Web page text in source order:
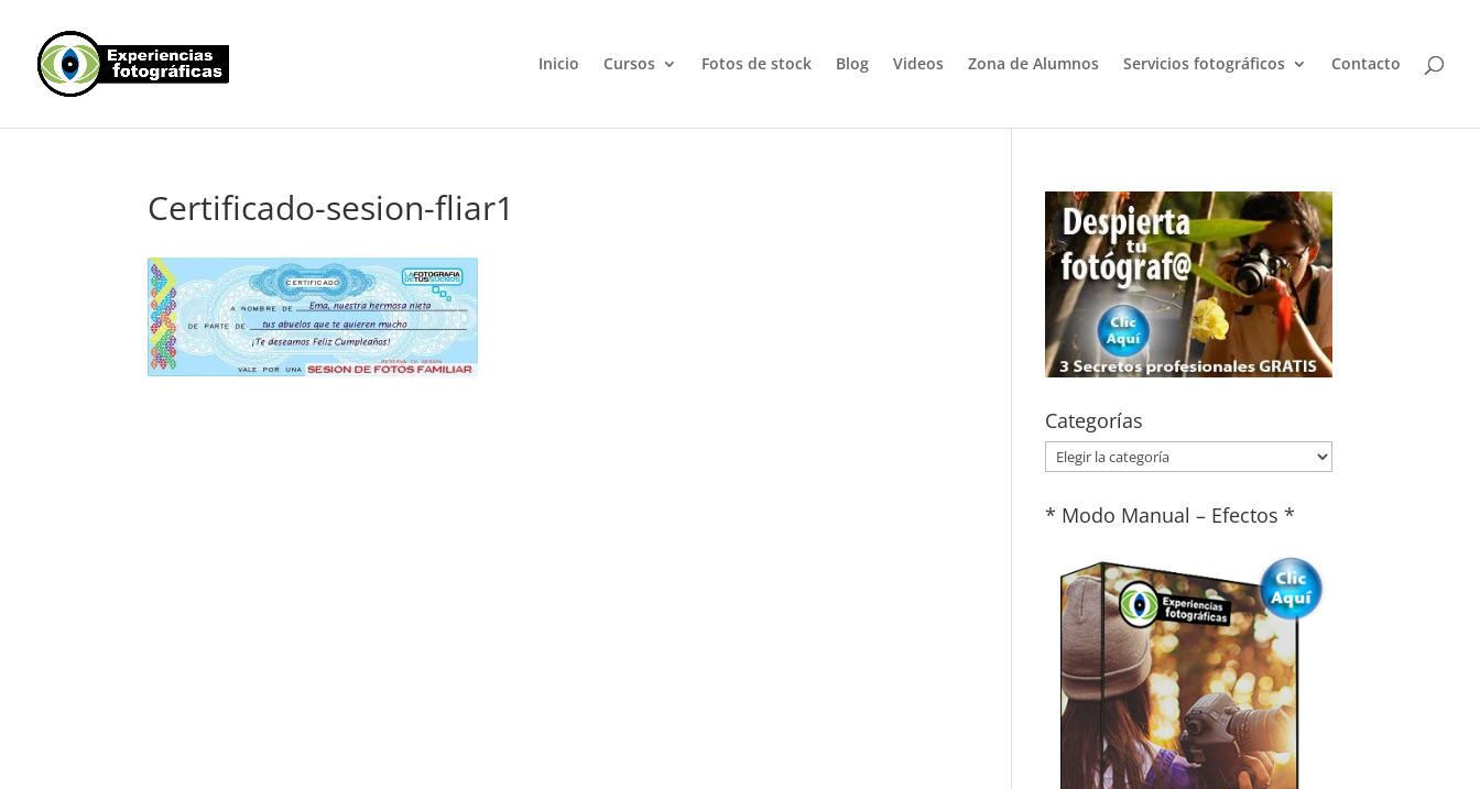
Inicio Cursos Fotos de stock Blog Videos Zona de Alumnos Servicios fotográficos Contacto
Certificado-sesion-fliar1
Categorías
Categorías
* Modo Manual – Efectos *